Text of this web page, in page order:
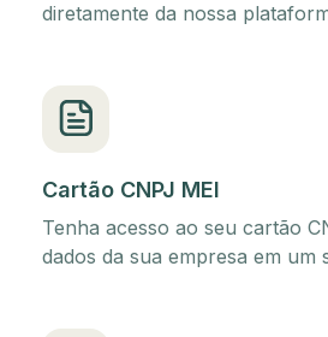
diretamente da nossa
Cartão CNPJ MEI
Tenha acesso ao seu cartão
dados da sua empresa em um